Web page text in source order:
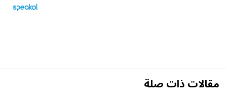
مقالات ذات صلة